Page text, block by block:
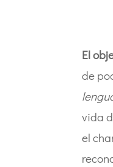
El
de
vida
el